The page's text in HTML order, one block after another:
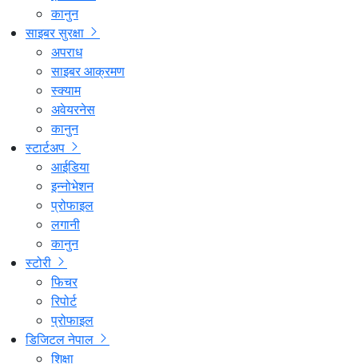
कानुन
साइबर सुरक्षा
अपराध
साइबर आक्रमण
स्क्याम
अवेयरनेस
कानुन
स्टार्टअप
आईडिया
इन्नोभेशन
प्रोफाइल
लगानी
कानुन
स्टोरी
फिचर
रिपोर्ट
प्रोफाइल
डिजिटल नेपाल
शिक्षा